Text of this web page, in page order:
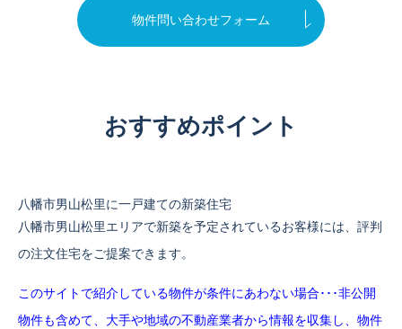
物件問い合わせフォーム
おすすめポイント
八幡市男山松里に一戸建ての新築住宅
八幡市男山松里エリアで新築を予定されているお客様には、評判
の注文住宅をご提案できます。
このサイトで紹介している物件が条件にあわない場合･･･非公開
物件も含めて、大手や地域の不動産業者から情報を収集し、物件